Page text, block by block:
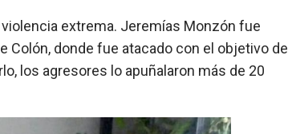
extrema. Jeremías Monzón fue
Colón, donde fue atacado con el objetivo de
los agresores lo apuñalaron más de 20